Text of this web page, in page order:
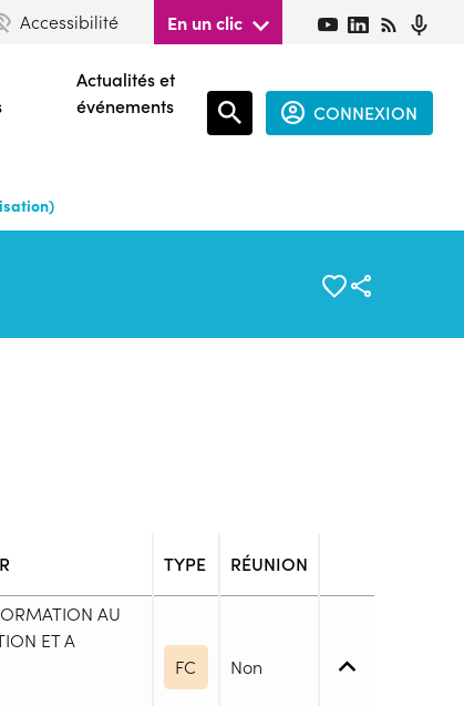
Accessibilité En un clic
Actualités et
événements
CONNEXION
TYPE RÉUNION
AU
ET A
FC Non